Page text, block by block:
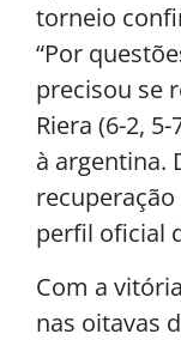
torneio
“Por
precisou se
Riera (6-2,
à argentina.
perfil oficial
Com a
nas oitavas